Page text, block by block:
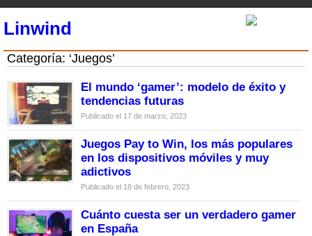
Linwind
Categoría: ‘Juegos’
El mundo ‘gamer’: modelo de éxito y
tendencias futuras
Publicado el 17 de marzo, 2023
Juegos Pay to Win, los más populares
en los dispositivos móviles y muy
adictivos
Publicado el 18 de febrero, 2023
Cuánto cuesta ser un verdadero gamer
en España